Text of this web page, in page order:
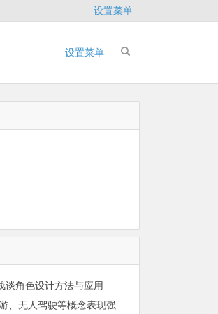
设置菜单
设置菜单
谈角色设计方法与应用